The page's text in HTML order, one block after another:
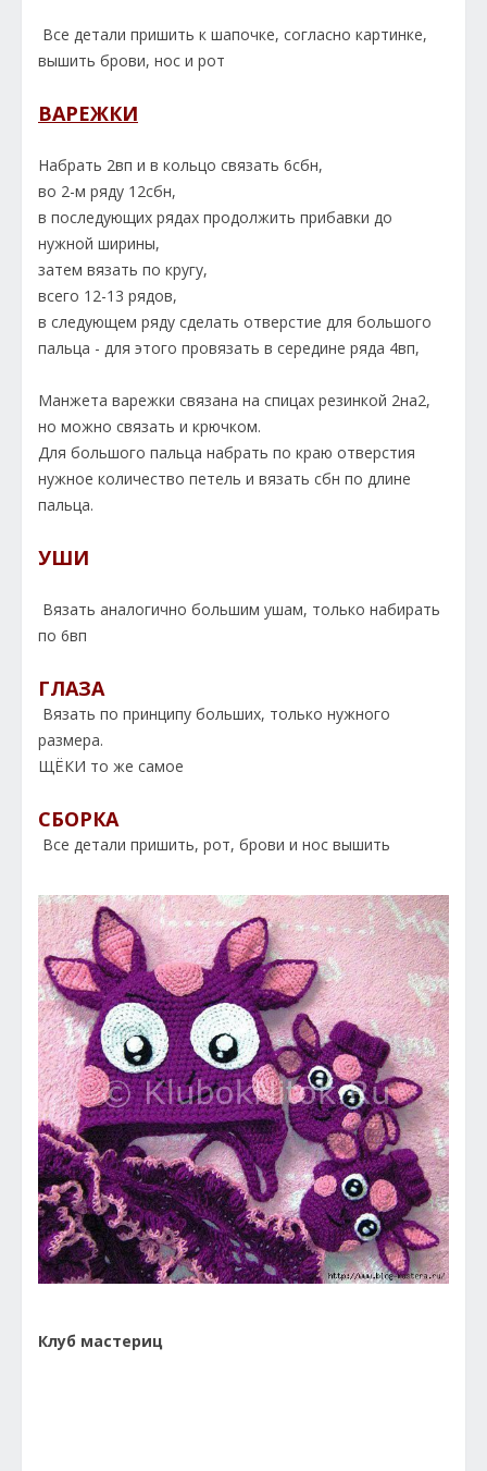
Все детали пришить к шапочке, согласно картинке,
вышить брови, нос и рот
ВАРЕЖКИ
Набрать 2вп и в кольцо связать 6сбн,
во 2-м ряду 12сбн,
в последующих рядах продолжить прибавки до
нужной ширины,
затем вязать по кругу,
всего 12-13 рядов,
в следующем ряду сделать отверстие для большого
пальца - для этого провязать в середине ряда 4вп,
Манжета варежки связана на спицах резинкой 2на2,
но можно связать и крючком.
Для большого пальца набрать по краю отверстия
нужное количество петель и вязать сбн по длине
пальца.
УШИ
Вязать аналогично большим ушам, только набирать
по 6вп
ГЛАЗА
Вязать по принципу больших, только нужного
размера.
ЩЁКИ то же самое
СБОРКА
Все детали пришить, рот, брови и нос вышить
Клуб мастериц